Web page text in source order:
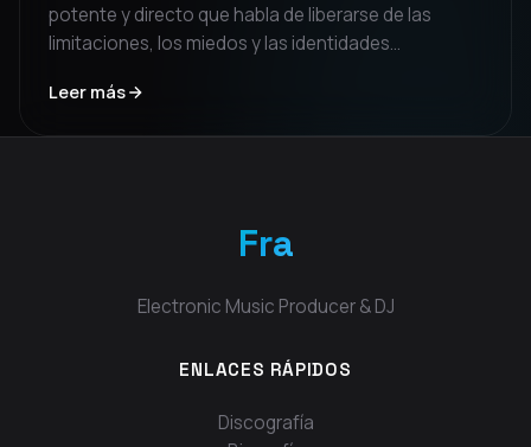
potente y directo que habla de liberarse de las
limitaciones, los miedos y las identidades
una tensión creciente y un drop anthemic, pensada
Leer más
Fra
Electronic Music Producer & DJ
ENLACES RÁPIDOS
Discografía